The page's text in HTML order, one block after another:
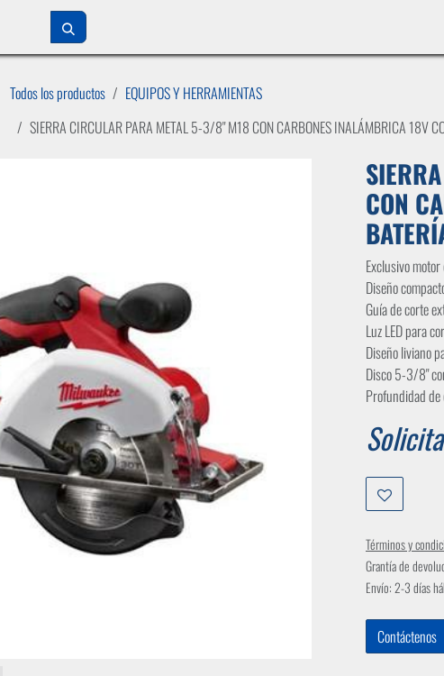
Todos los productos
EQUIPOS Y HERRAMIENTAS
SIERRA CIRCULAR PARA METAL 5-3/8" M18 CON CARBONES INALÁMBRICA 18V
CON
Exclusivo
Diseño
Guía de corte
Luz LED para
Diseño liviano
Disco 5-3/8"
Profundidad
Términos y
Grantía de
Envío: 2-3 días
Contáctenos